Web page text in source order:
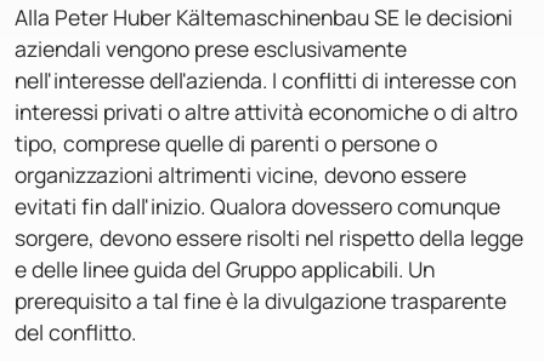
Alla Peter Huber Kältemaschinenbau SE le decisioni
aziendali vengono prese esclusivamente
nell'interesse dell'azienda. I conflitti di interesse con
interessi privati o altre attività economiche o di altro
tipo, comprese quelle di parenti o persone o
organizzazioni altrimenti vicine, devono essere
evitati fin dall'inizio. Qualora dovessero comunque
sorgere, devono essere risolti nel rispetto della legge
e delle linee guida del Gruppo applicabili. Un
prerequisito a tal fine è la divulgazione trasparente
del conflitto.